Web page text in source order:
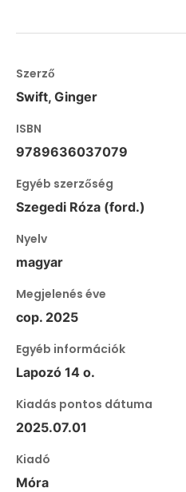
Szerző
Swift, Ginger
ISBN
9789636037079
Egyéb szerzőség
Szegedi Róza (ford.)
Nyelv
magyar
Megjelenés éve
cop. 2025
Egyéb információk
Lapozó 14 o.
Kiadás pontos dátuma
2025.07.01
Kiadó
Móra